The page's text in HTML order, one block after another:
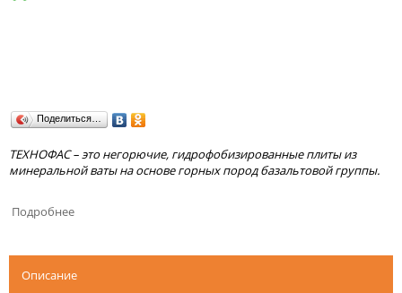
Поделиться…
ТЕХНОФАС – это негорючие, гидрофобизированные плиты из
минеральной ваты на основе горных пород базальтовой группы.
Подробнее
Описание